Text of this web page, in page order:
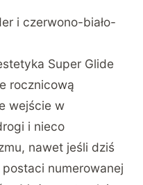
i czerwono-biało-
Super Glide
rocznicową
wejście w
i nieco
nawet jeśli dziś
numerowanej